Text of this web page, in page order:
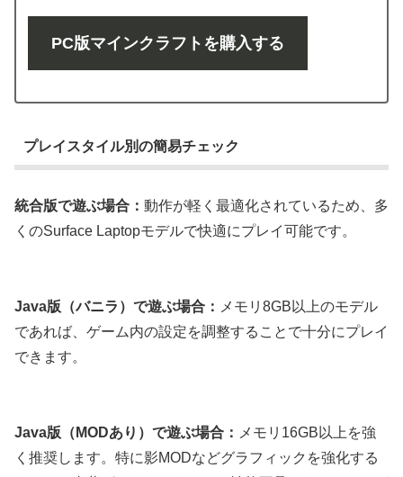
PC版マインクラフトを購入する
プレイスタイル別の簡易チェック
統合版で遊ぶ場合： 動作が軽く最適化されているため、多
くのSurface Laptopモデルで快適にプレイ可能です。
Java版（バニラ）で遊ぶ場合： メモリ8GB以上のモデル
であれば、ゲーム内の設定を調整することで十分にプレイ
できます。
Java版（MODあり）で遊ぶ場合： メモリ16GB以上を強
く推奨します。特に影MODなどグラフィックを強化する